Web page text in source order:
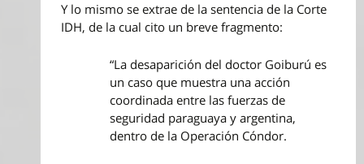
Y lo mismo se extrae de la sentencia de la Corte
IDH, de la cual cito un breve fragmento:
“La desaparición del doctor Goiburú es
un caso que muestra una acción
coordinada entre las fuerzas de
seguridad paraguaya y argentina,
dentro de la Operación Cóndor.